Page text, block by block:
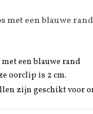
met een blauwe rand
een blauwe rand
oorclip is 2 cm.
zijn geschikt voor